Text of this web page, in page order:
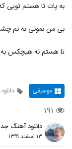
به پات تا هستم تویی
بی من بمونی به نم
تا هستم نه هیچکس به
موسیقی
۱۹۱
دانلود آهنگ
۱۳ اسفند ۱۳۹۹